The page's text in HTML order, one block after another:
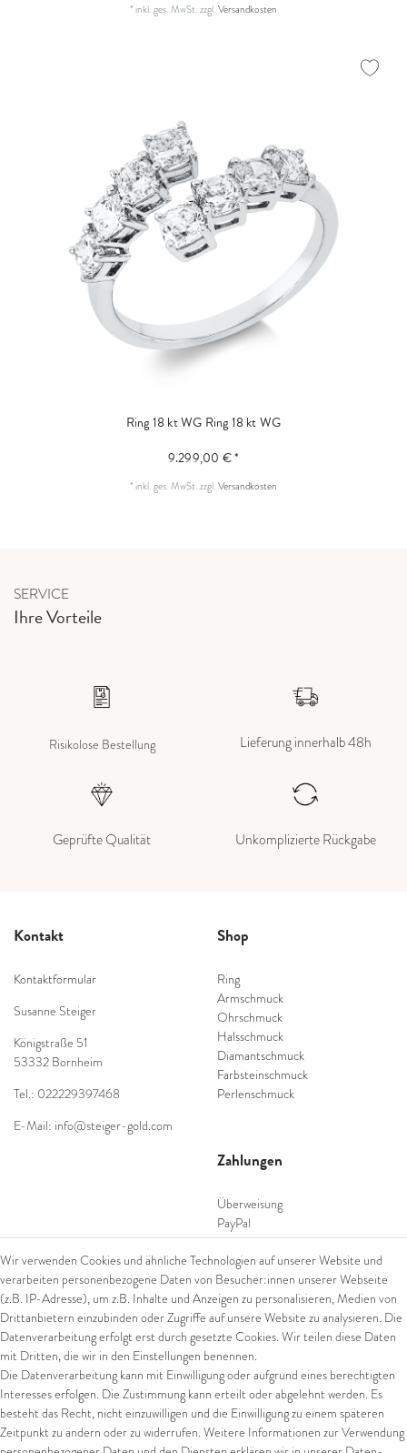
* inkl. ges. MwSt.zzgl.Versandkosten
Ring 18 kt WG Ring 18 kt WG
9.299,00 € *
* inkl. ges. MwSt.zzgl.Versandkosten
SERVICE
Ihre Vorteile
Risikolose Bestellung Lieferung innerhalb 48h
Geprüfte Qualität Unkomplizierte Rückgabe
Kontakt
Kontaktformular
Susanne Steiger
Königstraße 51
53332 Bornheim
Tel.: 022229397468
E-Mail: info@steiger-gold.com
Shop
Ring
Armschmuck
Ohrschmuck
Halsschmuck
Diamantschmuck
Farbsteinschmuck
Perlenschmuck
Zahlungen
Überweisung
PayPal
SEPA Lastschrift
giropay
Kreditkarte
Versand
UPS
FedEx
Wir verwenden Cookies und ähnliche Technologien auf unserer Website und
verarbeiten personenbezogene Daten von Besucher:innen unserer Webseite
(z.B. IP-Adresse), um z.B. Inhalte und Anzeigen zu personalisieren, Medien von
Drittanbietern einzubinden oder Zugriffe auf unsere Website zu analysieren. Die
Datenverarbeitung erfolgt erst durch gesetzte Cookies. Wir teilen diese Daten
mit Dritten, die wir in den Einstellungen benennen.
Die Datenverarbeitung kann mit Einwilligung oder aufgrund eines berechtigten
Interesses erfolgen. Die Zustimmung kann erteilt oder abgelehnt werden. Es
besteht das Recht, nicht einzuwilligen und die Einwilligung zu einem späteren
Zeitpunkt zu ändern oder zu widerrufen. Weitere Informationen zur Verwendung